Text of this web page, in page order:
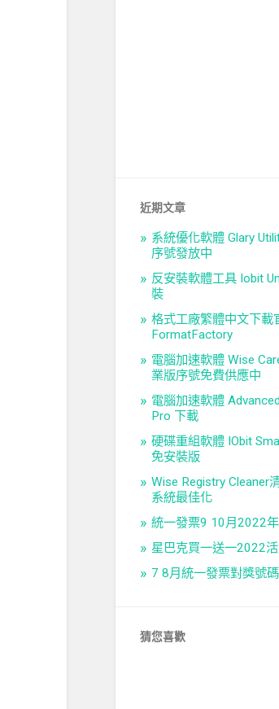
近期文章
系統優化軟體 Glary
序號發放中
反安裝軟體工具 Iobit
裝
格式工廠繁體中文下載
FormatFactory
電腦加速軟體 Wise
業版序號免費供應中
電腦加速軟體
Pro 下載
硬碟重組軟體 IObit
免安裝版
Wise Registry Cleaner
系統最佳化
統一發票9 10月2022
星巴克買一送一2022
7 8月統一發票對獎號
猜您喜歡